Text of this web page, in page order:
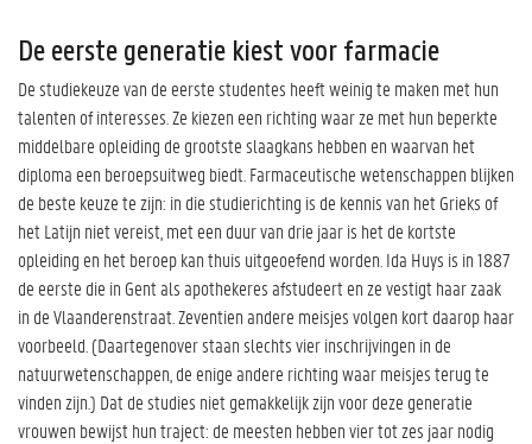
De eerste generatie kiest voor farmacie
De studiekeuze van de eerste studentes heeft weinig te maken met hun
talenten of interesses. Ze kiezen een richting waar ze met hun beperkte
middelbare opleiding de grootste slaagkans hebben en waarvan het
diploma een beroepsuitweg biedt. Farmaceutische wetenschappen blijken
de beste keuze te zijn: in die studierichting is de kennis van het Grieks of
het Latijn niet vereist, met een duur van drie jaar is het de kortste
opleiding en het beroep kan thuis uitgeoefend worden. Ida Huys is in 1887
de eerste die in Gent als apothekeres afstudeert en ze vestigt haar zaak
in de Vlaanderenstraat. Zeventien andere meisjes volgen kort daarop haar
voorbeeld. (Daartegenover staan slechts vier inschrijvingen in de
natuurwetenschappen, de enige andere richting waar meisjes terug te
vinden zijn.) Dat de studies niet gemakkelijk zijn voor deze generatie
vrouwen bewijst hun traject: de meesten hebben vier tot zes jaar nodig